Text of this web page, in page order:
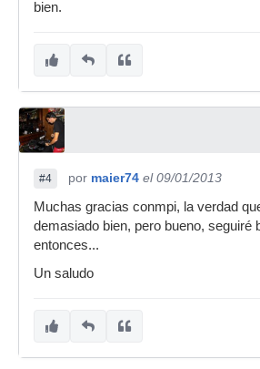
bien.
#4 por maier74 el 09/01/2013
Muchas gracias conmpi, la verdad
demasiado bien, pero bueno, seguiré
entonces...
Un saludo